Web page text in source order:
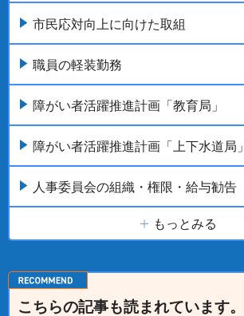
市民応対向上に向けた取組
職員の軽装勤務
障がい者活躍推進計画「教育局」
障がい者活躍推進計画「上下水道局」
人事委員会の組織・権限・給与勧告
もっとみる
こちらの記事も読まれています。